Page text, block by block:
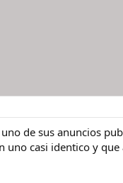
de sus anuncios
casi identico y que